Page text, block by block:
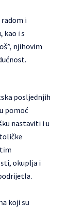
radom i
kao i s
njihovim
posljednjih
pomoć
nastaviti i u
okuplja i
koji su